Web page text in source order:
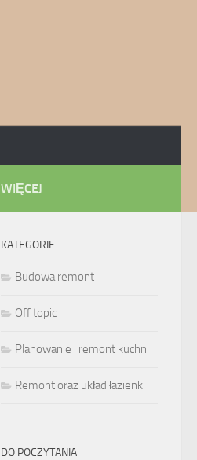
WIĘCEJ
KATEGORIE
Budowa remont
Off topic
Planowanie i remont kuchni
Remont oraz układ łazienki
DO POCZYTANIA